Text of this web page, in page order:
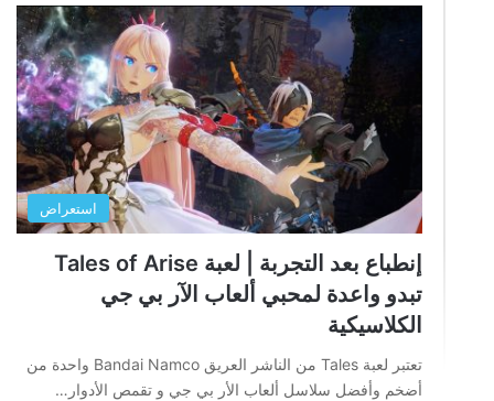
استعراض
إنطباع بعد التجربة | لعبة Tales of Arise
تبدو واعدة لمحبي ألعاب الآر بي جي
الكلاسيكية
تعتبر لعبة Tales من الناشر العريق Bandai Namco واحدة من
أضخم وأفضل سلاسل ألعاب الأر بي جي و تقمص الأدوار…